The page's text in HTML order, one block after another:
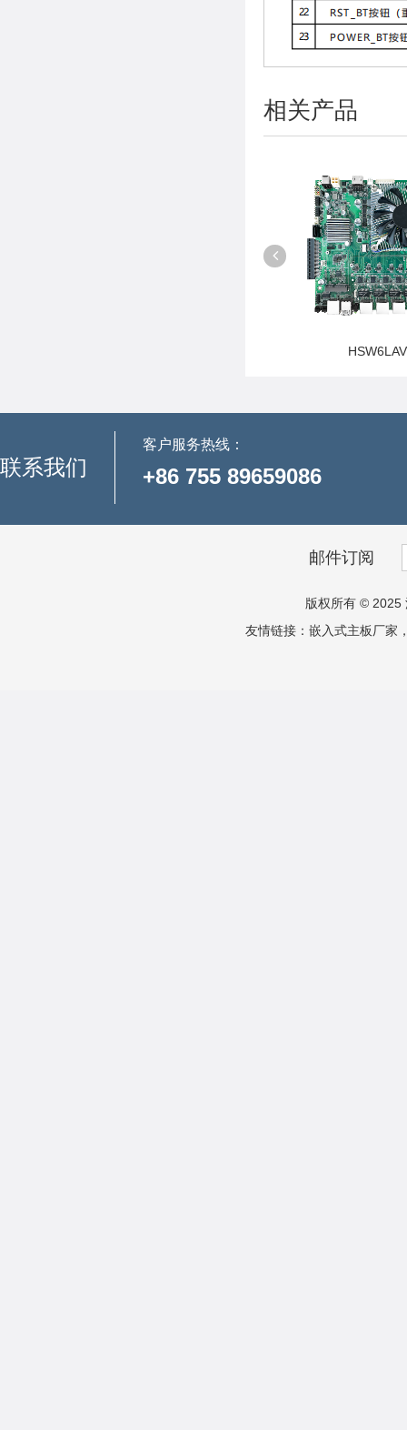
相关产品
联系我们
客户服务热线：
+86 755 89659086
邮件订阅
版权所有 © 2025
友情链接： 嵌入式主板厂家